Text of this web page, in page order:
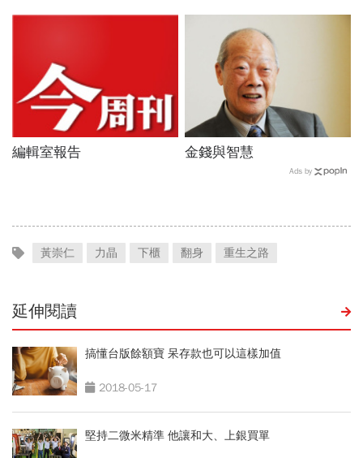
編輯室報告 金錢與智慧
Ads by
黃崇仁 力晶 下櫃 翻身 重生之路
延伸閱讀
搞懂台版餘額寶 呆存款也可以這樣加值
2018-05-17
堅持二微米精準 他讓和大、上銀買單